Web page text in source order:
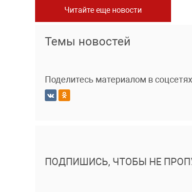
Читайте еще новости
Темы новостей
Поделитесь материалом в соцсетях
ПОДПИШИСЬ, ЧТОБЫ НЕ